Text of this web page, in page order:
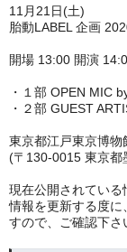
11月21日(土)
胎動LABEL 企画
開場 13:00 開演
・１部 OPEN MIC
・２部 GUEST
東京都江戸東京博物
(〒130-0015 東京都
現在公開されている
情報を更新する度に
すので、ご確認下さ